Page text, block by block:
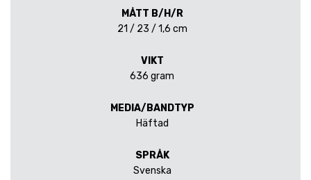
MÅTT B/H/R
21 / 23 / 1,6 cm
VIKT
636 gram
MEDIA/BANDTYP
Häftad
SPRÅK
Svenska